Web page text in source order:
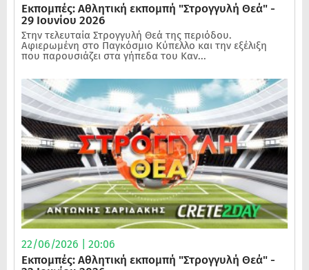
Εκπομπές: Αθλητική εκπομπή "Στρογγυλή Θεά" -
29 Ιουνίου 2026
Στην τελευταία Στρογγυλή Θεά της περιόδου.
Αφιερωμένη στο Παγκόσμιο Κύπελλο και την εξέλιξη
που παρουσιάζει στα γήπεδα του Καν...
22/06/2026 | 20:06
Εκπομπές: Αθλητική εκπομπή "Στρογγυλή Θεά" -